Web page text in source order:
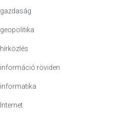
gazdaság
geopolitika
hírközlés
információ röviden
informatika
Internet